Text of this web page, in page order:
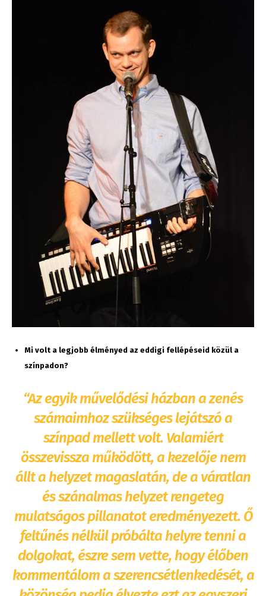
Mi volt a legjobb élményed az eddigi fellépéseid közül a
színpadon?
“Az egyik művelődési házban a zenés
számaimhoz szükséges lejátszó a
színpad mellett volt. Valamiért
összevissza működött, a kezelője nem
állt a helyzet magaslatán, de a váratlan
és szánalmas helyzet rengeteg
mulatságos pillanatot eredményezett. Ő
feltűnés nélkül próbálta helyre tenni a
dolgokat, észre sem vette, hogy élőben
kommentálom a szerencsétlenkedését, a